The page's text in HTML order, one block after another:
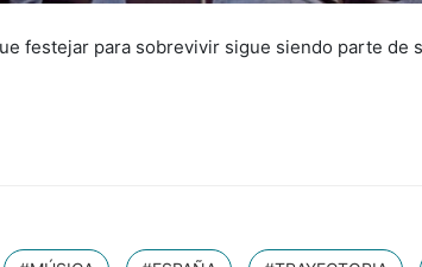
festejar para sobrevivir sigue siendo parte de